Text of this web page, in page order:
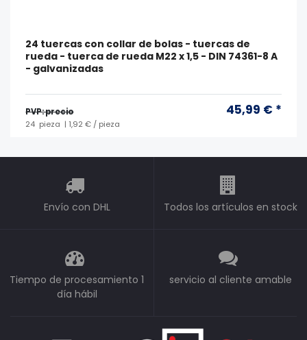
24 tuercas con collar de bolas - tuercas de
rueda - tuerca de rueda M22 x 1,5 - DIN 74361-8 A
- galvanizadas
PVP: precio 45,99 € *
24 pieza | 1,92 € / pieza
Envío con DHL Todos los artículos en stock
Tiempo de procesamiento 1
día hábil
servicio al cliente amable